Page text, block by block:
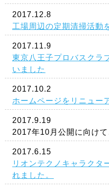
2017.12.8
工場周辺の定期清掃活動
2017.11.9
東京八王子プロバスクラ
いました
2017.10.2
ホームページをリニュー
2017.9.19
2017年10月公開に向けて
2017.6.15
リオンテクノキャラクタ
れました。